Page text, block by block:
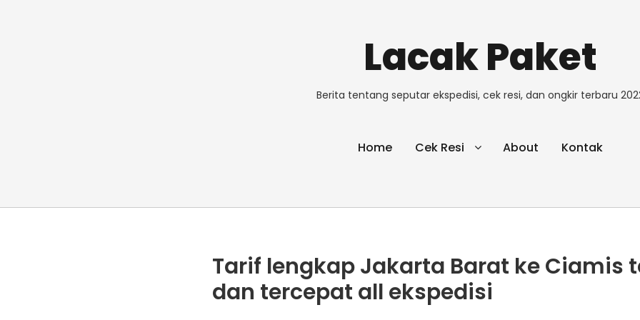
Lacak Paket
Berita tentang seputar ekspedisi, cek resi, dan ongkir terbaru
Home Cek Resi About Kontak
Tarif lengkap Jakarta Barat ke Ciamis
dan tercepat all ekspedisi